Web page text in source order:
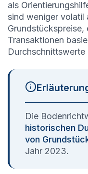
als
sind weniger volatil
Grundstückspreise,
Transaktionen
Durchschnittswerte
Die
historischen
von
Jahr 2023.